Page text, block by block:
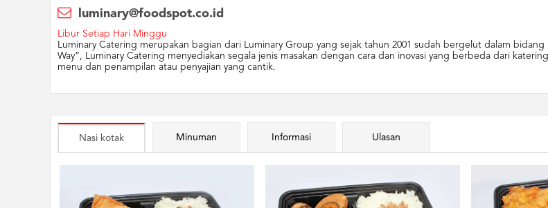
luminary@foodspot.co.id
Libur Setiap Hari Minggu
Luminary Catering merupakan bagian dari Luminary Group yang sejak tahun 2001 sudah bergelut dalam
Way”, Luminary Catering menyediakan segala jenis masakan dengan cara dan inovasi yang berbeda dari
menu dan penampilan atau penyajian yang cantik.
Nasi kotak Minuman Informasi Ulasan